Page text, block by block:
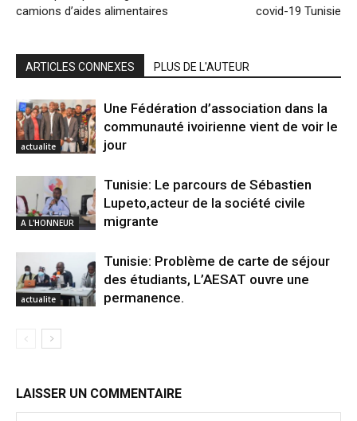
camions d’aides alimentaires
covid-19 Tunisie
ARTICLES CONNEXES PLUS DE L'AUTEUR
actualite
Une Fédération d’association dans la
communauté ivoirienne vient de voir le
jour
A L'HONNEUR
Tunisie: Le parcours de Sébastien
Lupeto,acteur de la société civile
migrante
actualite
Tunisie: Problème de carte de séjour
des étudiants, L’AESAT ouvre une
permanence.
LAISSER UN COMMENTAIRE